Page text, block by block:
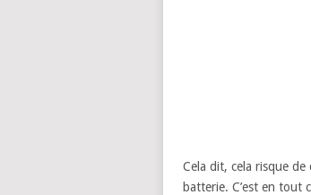
Cela dit, cela risque
batterie. C’est en tout